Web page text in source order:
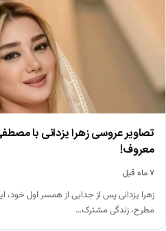
تصاویر عروسی زهرا یزدانی با
معروف!
۷ ماه قبل
زهرا یزدانی پس از جدایی از همسر اول خود،
مطرح، زندگی مشترک…